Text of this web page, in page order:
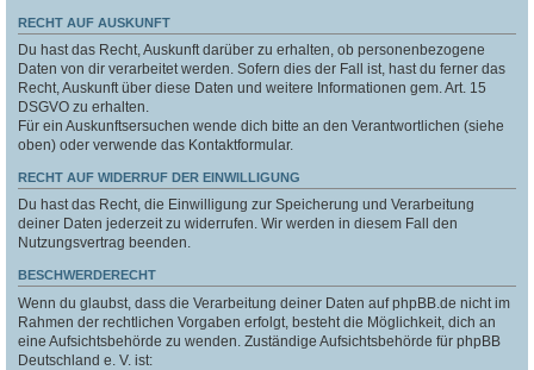
RECHT AUF AUSKUNFT
Du hast das Recht, Auskunft darüber zu erhalten, ob personenbezogene
Daten von dir verarbeitet werden. Sofern dies der Fall ist, hast du ferner das
Recht, Auskunft über diese Daten und weitere Informationen gem. Art. 15
DSGVO zu erhalten.
Für ein Auskunftsersuchen wende dich bitte an den Verantwortlichen (siehe
oben) oder verwende das Kontaktformular.
RECHT AUF WIDERRUF DER EINWILLIGUNG
Du hast das Recht, die Einwilligung zur Speicherung und Verarbeitung
deiner Daten jederzeit zu widerrufen. Wir werden in diesem Fall den
Nutzungsvertrag beenden.
BESCHWERDERECHT
Wenn du glaubst, dass die Verarbeitung deiner Daten auf phpBB.de nicht im
Rahmen der rechtlichen Vorgaben erfolgt, besteht die Möglichkeit, dich an
eine Aufsichtsbehörde zu wenden. Zuständige Aufsichtsbehörde für phpBB
Deutschland e. V. ist: